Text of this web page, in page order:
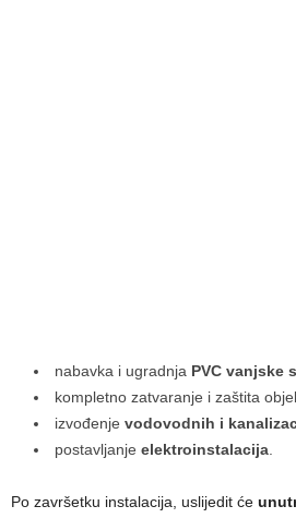
nabavka i ugradnja PVC vanjske
kompletno zatvaranje i zaštita
izvođenje vodovodnih i
postavljanje elektroinstalacija
Po završetku instalacija, uslijedit će